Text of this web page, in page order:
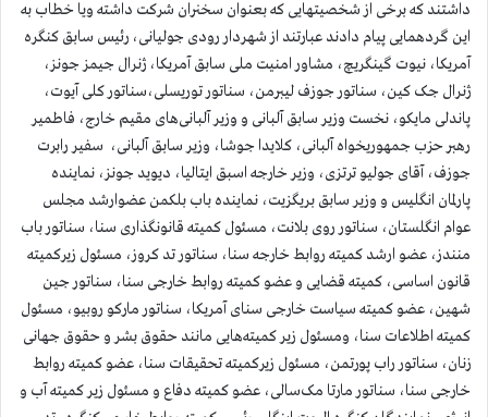
داشتند که برخی از شخصیتهایی که بعنوان سخنران شرکت داشته ویا خطاب به
این گردهمایی پیام دادند عبارتند از شهردار رودی جولیانی، رئیس سابق کنگره
آمریکا، نیوت گینگریچ، مشاور امنیت ملی سابق آمریکا، ژنرال جیمز جونز،
ژنرال جک کین، سناتور جوزف لیبرمن،‌ سناتور توریسلی،‌سناتور کلی آیوت،
پاندلی مایکو، نخست وزیر سابق آلبانی و وزیر آلبانی‌های مقیم خارج، فاطمیر
رهبر حزب جمهوریخواه آلبانی، کلایدا جوشا، وزیر سابق آلبانی، سفیر رابرت
جوزف، آقای جولیو ترتزی، وزیر خارجه اسبق ایتالیا، دیوید جونز، نماینده
پارلمان انگلیس و وزیر سابق بریگزیت، نماینده باب بلکمن عضوارشد مجلس
عوام انگلستان، سناتور روی بلانت، مسئول کمیته قانونگذاری سنا، سناتور باب
منندز، عضو ارشد کمیته روابط خارجه سنا، سناتور تد کروز، مسئول زیرکمیته
قانون اساسی،‌ کمیته قضایی و عضو کمیته روابط خارجی سنا، سناتور جین
شهین، عضو کمیته سیاست خارجی سنای آمریکا، سناتور مارکو روبیو، مسئول
کمیته اطلاعات سنا، ومسئول زیر کمیته‌هایی مانند حقوق بشر و حقوق جهانی
زنان، سناتور راب پورتمن، مسئول زیرکمیته تحقیقات سنا،‌ عضو کمیته روابط
خارجی سنا، سناتور مارتا مک‌سالی، عضو کمیته دفاع و مسئول زیر کمیته آب و